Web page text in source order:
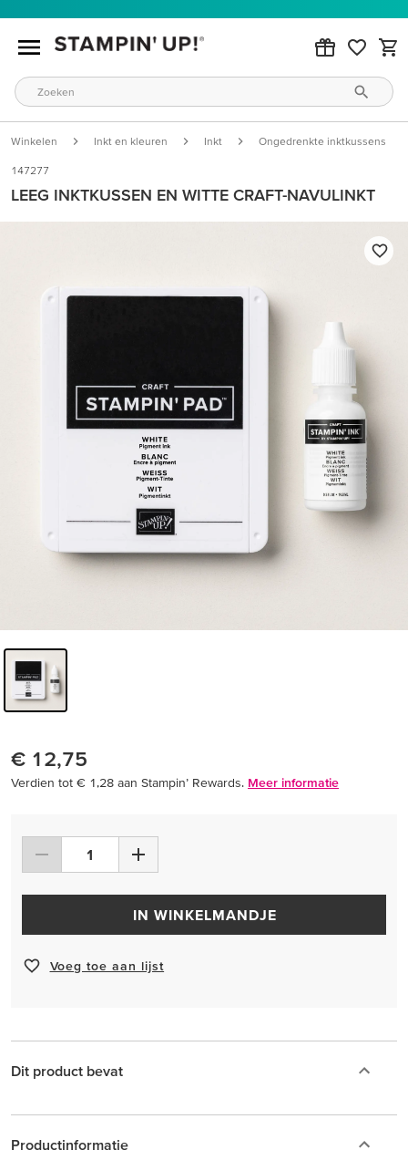
Winkelen Inkt en kleuren Inkt Ongedrenkte inktkussens
147277
LEEG INKTKUSSEN EN WITTE CRAFT-NAVULINKT
€ 12,75
Verdien tot € 1,28 aan Stampin’ Rewards. Meer informatie
IN WINKELMANDJE
Voeg toe aan lijst
Dit product bevat
Productinformatie